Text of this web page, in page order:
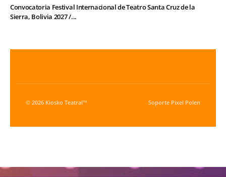
Convocatoria Festival Internacional de Teatro Santa Cruz de la
Sierra, Bolivia 2027 /...
© 2026 Kiosko Teatral™ Soporte Pixel Polen